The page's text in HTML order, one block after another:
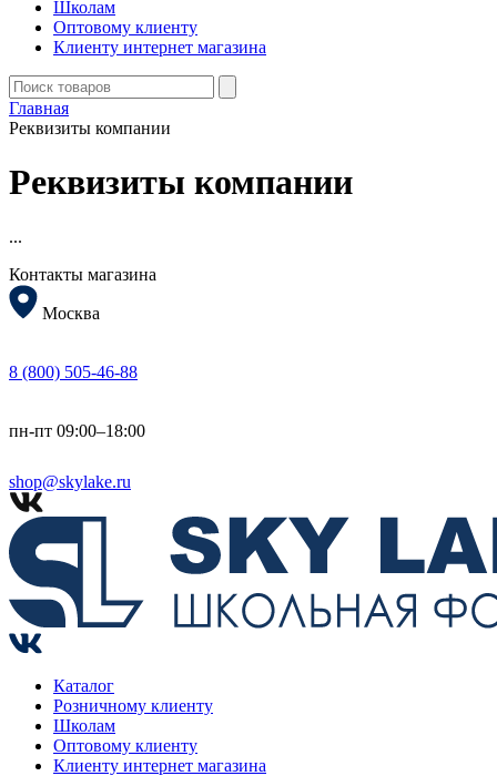
Школам
Оптовому клиенту
Клиенту интернет магазина
Главная
Реквизиты компании
Реквизиты компании
...
Контакты магазина
Москва
8 (800) 505-46-88
пн-пт 09:00–18:00
shop@skylake.ru
Каталог
Розничному клиенту
Школам
Оптовому клиенту
Клиенту интернет магазина